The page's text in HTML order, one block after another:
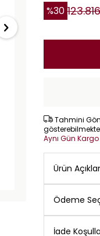
%30 123.816
Tahmini
Aynı Gün Kargo
Ürün
Ödeme
İade